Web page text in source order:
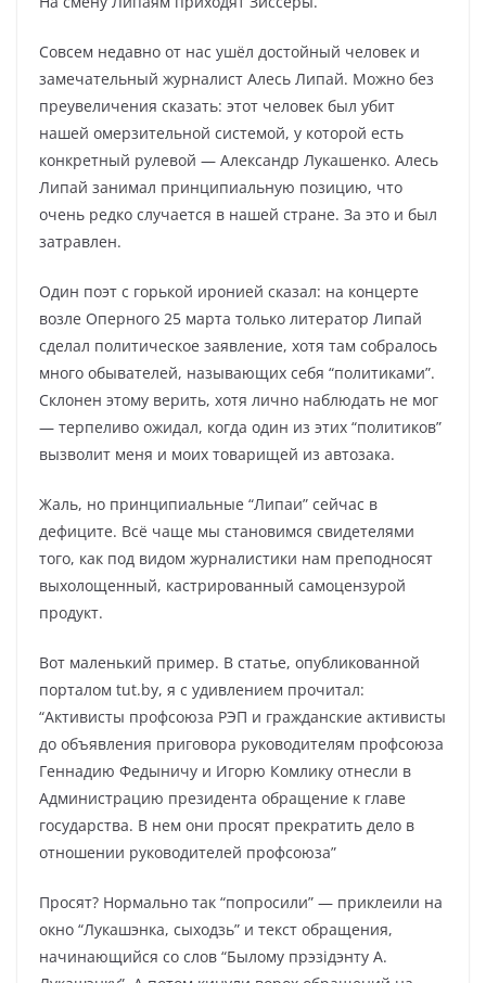
Совсем недавно от нас ушёл достойный человек и
замечательный журналист Алесь Липай. Можно без
преувеличения сказать: этот человек был убит
нашей омерзительной системой, у которой есть
конкретный рулевой — Александр Лукашенко. Алесь
Липай занимал принципиальную позицию, что
очень редко случается в нашей стране. За это и был
затравлен.
Один поэт с горькой иронией сказал: на концерте
возле Оперного 25 марта только литератор Липай
сделал политическое заявление, хотя там собралось
много обывателей, называющих себя “политиками”.
Склонен этому верить, хотя лично наблюдать не мог
— терпеливо ожидал, когда один из этих “политиков”
вызволит меня и моих товарищей из автозака.
Жаль, но принципиальные “Липаи” сейчас в
дефиците. Всё чаще мы становимся свидетелями
того, как под видом журналистики нам преподносят
выхолощенный, кастрированный самоцензурой
продукт.
Вот маленький пример. В статье, опубликованной
порталом tut.by, я с удивлением прочитал:
“Активисты профсоюза РЭП и гражданские активисты
до объявления приговора руководителям профсоюза
Геннадию Федыничу и Игорю Комлику отнесли в
Администрацию президента обращение к главе
государства. В нем они просят прекратить дело в
отношении руководителей профсоюза”
Просят? Нормально так “попросили” — приклеили на
окно “Лукашэнка, сыходзь” и текст обращения,
начинающийся со слов “Былому прэзідэнту А.